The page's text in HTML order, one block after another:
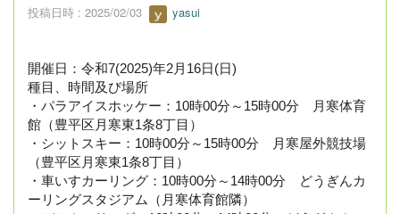
投稿日時 : 2025/02/03 yasui
開催日：令和7(2025)年2月16日(日)
種目、時間及び場所
・パラアイスホッケー：10時00分～15時00分　月寒体育
館（豊平区月寒東1条8丁目）
・シットスキー：10時00分～15時00分　月寒屋外競技場
（豊平区月寒東1条8丁目）
・車いすカーリング：10時00分～14時00分　どうぎんカ
ーリングスタジアム（月寒体育館隣）